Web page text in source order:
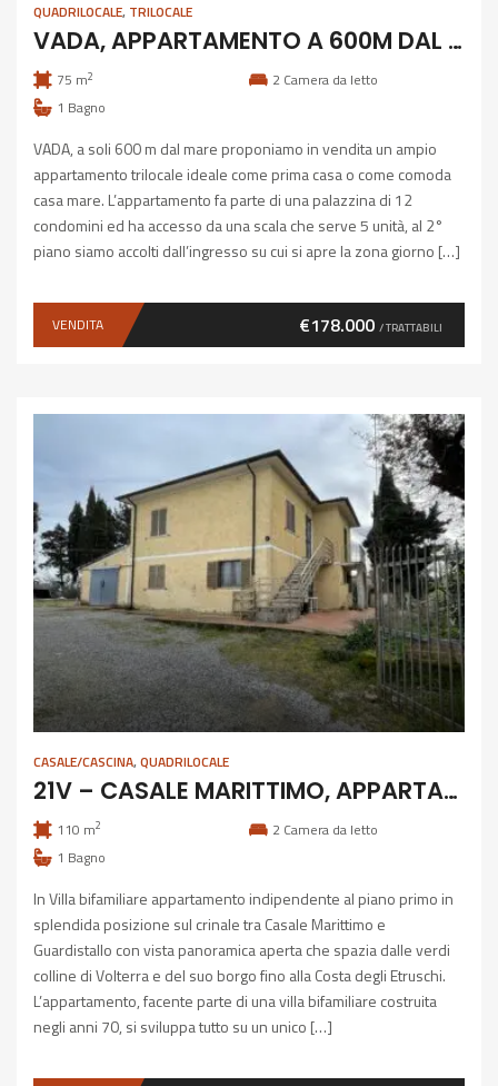
QUADRILOCALE, TRILOCALE
VADA, APPARTAMENTO A 600M DAL MARE
75 m2 2 Camera da letto
1 Bagno
VADA, a soli 600 m dal mare proponiamo in vendita un ampio
appartamento trilocale ideale come prima casa o come comoda
casa mare. L’appartamento fa parte di una palazzina di 12
condomini ed ha accesso da una scala che serve 5 unità, al 2°
piano siamo accolti dall’ingresso su cui si apre la zona giorno […]
VENDITA €178.000 / TRATTABILI
CASALE/CASCINA,QUADRILOCALE
21V – CASALE MARITTIMO, APPARTAMENTO IN BIFAMILIARE
110 m2 2 Camera da letto
1 Bagno
In Villa bifamiliare appartamento indipendente al piano primo in
splendida posizione sul crinale tra Casale Marittimo e
Guardistallo con vista panoramica aperta che spazia dalle verdi
colline di Volterra e del suo borgo fino alla Costa degli Etruschi.
L’appartamento, facente parte di una villa bifamiliare costruita
negli anni 70, si sviluppa tutto su un unico […]